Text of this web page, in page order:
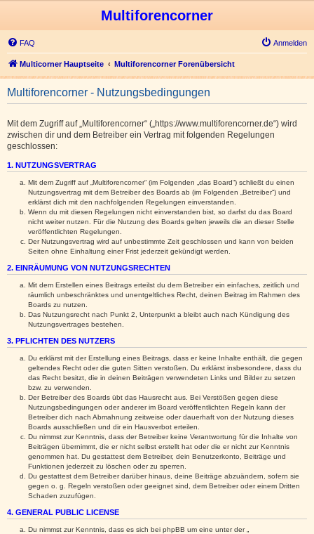
Multiforencorner
FAQ Anmelden
Multicorner Hauptseite Multiforencorner Forenübersicht
Multiforencorner - Nutzungsbedingungen
Mit dem Zugriff auf „Multiforencorner“ („https://www.multiforencorner.de“) wird
zwischen dir und dem Betreiber ein Vertrag mit folgenden Regelungen
geschlossen:
1. NUTZUNGSVERTRAG
Mit dem Zugriff auf „Multiforencorner“ (im Folgenden „das Board“) schließt du einen
Nutzungsvertrag mit dem Betreiber des Boards ab (im Folgenden „Betreiber“) und
erklärst dich mit den nachfolgenden Regelungen einverstanden.
Wenn du mit diesen Regelungen nicht einverstanden bist, so darfst du das Board
nicht weiter nutzen. Für die Nutzung des Boards gelten jeweils die an dieser Stelle
veröffentlichten Regelungen.
Der Nutzungsvertrag wird auf unbestimmte Zeit geschlossen und kann von beiden
Seiten ohne Einhaltung einer Frist jederzeit gekündigt werden.
2. EINRÄUMUNG VON NUTZUNGSRECHTEN
Mit dem Erstellen eines Beitrags erteilst du dem Betreiber ein einfaches, zeitlich und
räumlich unbeschränktes und unentgeltliches Recht, deinen Beitrag im Rahmen des
Boards zu nutzen.
Das Nutzungsrecht nach Punkt 2, Unterpunkt a bleibt auch nach Kündigung des
Nutzungsvertrages bestehen.
3. PFLICHTEN DES NUTZERS
Du erklärst mit der Erstellung eines Beitrags, dass er keine Inhalte enthält, die gegen
geltendes Recht oder die guten Sitten verstoßen. Du erklärst insbesondere, dass du
das Recht besitzt, die in deinen Beiträgen verwendeten Links und Bilder zu setzen
bzw. zu verwenden.
Der Betreiber des Boards übt das Hausrecht aus. Bei Verstößen gegen diese
Nutzungsbedingungen oder anderer im Board veröffentlichten Regeln kann der
Betreiber dich nach Abmahnung zeitweise oder dauerhaft von der Nutzung dieses
Boards ausschließen und dir ein Hausverbot erteilen.
Du nimmst zur Kenntnis, dass der Betreiber keine Verantwortung für die Inhalte von
Beiträgen übernimmt, die er nicht selbst erstellt hat oder die er nicht zur Kenntnis
genommen hat. Du gestattest dem Betreiber, dein Benutzerkonto, Beiträge und
Funktionen jederzeit zu löschen oder zu sperren.
Du gestattest dem Betreiber darüber hinaus, deine Beiträge abzuändern, sofern sie
gegen o. g. Regeln verstoßen oder geeignet sind, dem Betreiber oder einem Dritten
Schaden zuzufügen.
4. GENERAL PUBLIC LICENSE
Du nimmst zur Kenntnis, dass es sich bei phpBB um eine unter der „